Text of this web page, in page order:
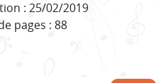
: 25/02/2019
pages : 88